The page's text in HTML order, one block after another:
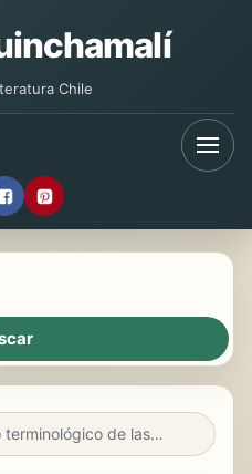
Chile
Diccionario terminológico de las ciencias farmacéuticas